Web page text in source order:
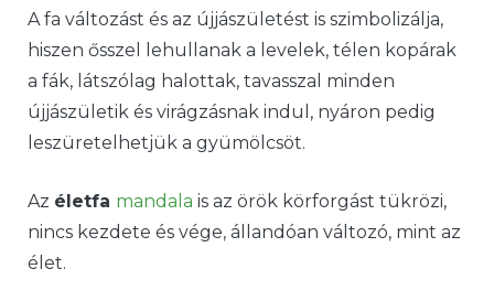
A fa változást és az újjászületést is szimbolizálja,
hiszen ősszel lehullanak a levelek, télen kopárak
a fák, látszólag halottak, tavasszal minden
újjászületik és virágzásnak indul, nyáron pedig
leszüretelhetjük a gyümölcsöt.
Az életfa mandala is az örök körforgást tükrözi,
nincs kezdete és vége, állandóan változó, mint az
élet.